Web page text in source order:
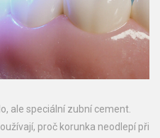
ale speciální zubní cement.
proč korunka neodlepí při